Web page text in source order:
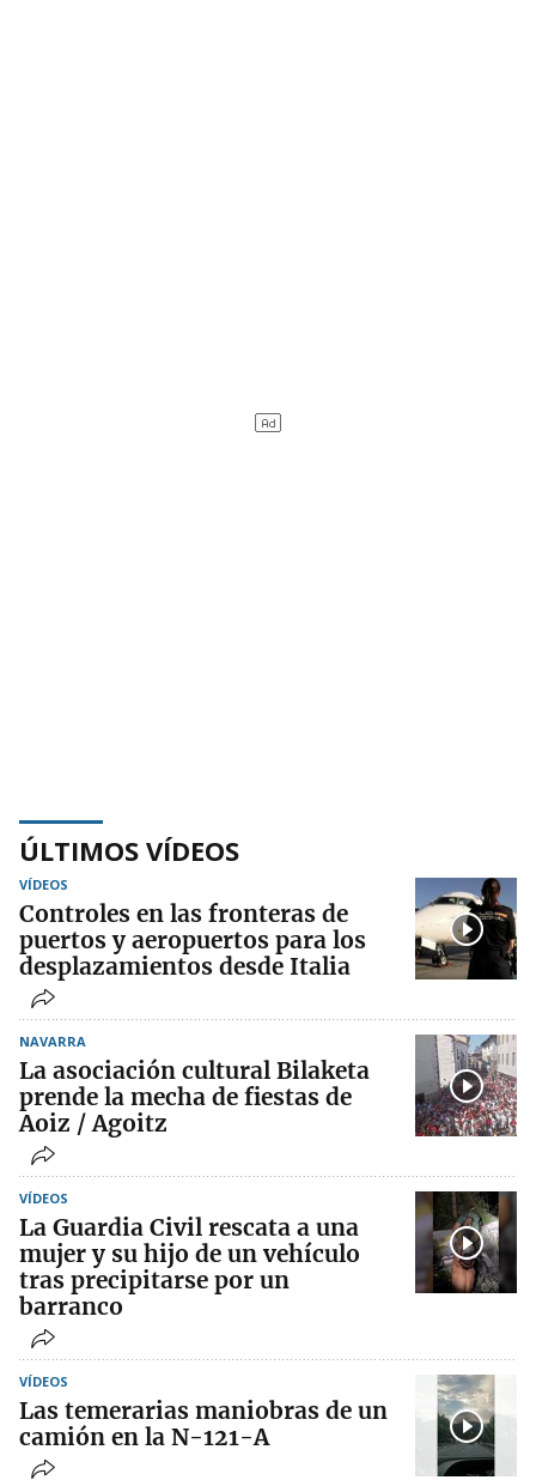
ÚLTIMOS VÍDEOS
VÍDEOS
Controles en las fronteras de
puertos y aeropuertos para los
desplazamientos desde Italia
NAVARRA
La asociación cultural Bilaketa
prende la mecha de fiestas de
Aoiz / Agoitz
VÍDEOS
La Guardia Civil rescata a una
mujer y su hijo de un vehículo
tras precipitarse por un
barranco
VÍDEOS
Las temerarias maniobras de un
camión en la N-121-A